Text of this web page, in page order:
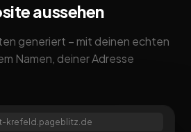
aussehen
generiert – mit deinen echten
Namen, deiner Adresse
krefeld.pageblitz.de